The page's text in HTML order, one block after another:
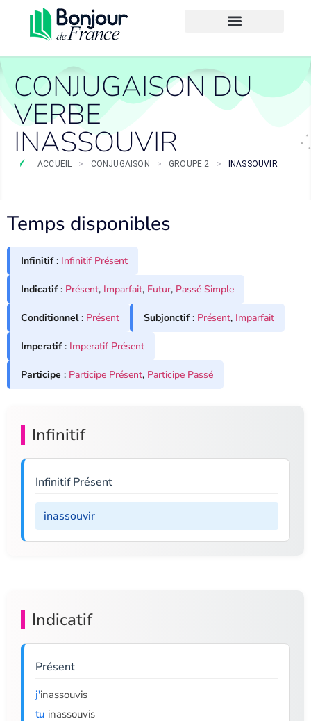
CONJUGAISON DU
VERBE
INASSOUVIR
ACCUEIL > CONJUGAISON > GROUPE 2 > INASSOUVIR
Temps disponibles
Infinitif: Infinitif Présent
Indicatif: Présent, Imparfait, Futur, Passé Simple
Conditionnel: Présent Subjonctif: Présent, Imparfait
Imperatif: Imperatif Présent
Participe : Participe Présent, Participe Passé
Infinitif
Infinitif Présent
inassouvir
Indicatif
Présent
j'inassouvis
tu inassouvis